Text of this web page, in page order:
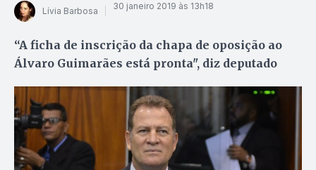
Lívia Barbosa 30 janeiro 2019 às 13h18
“A ficha de inscrição da chapa de oposição ao
Álvaro Guimarães está pronta", diz deputado